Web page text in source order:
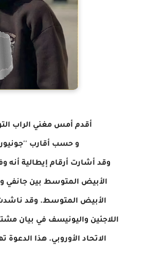
أقدم أمس مغني الراب
و حسب أقارب
الأبيض المتوسط بين جانفي و
الأبيض المتوسط. وقد ناشدت
اللاجئين واليونيسف في بيان
الاتحاد الأوروبي. هذا